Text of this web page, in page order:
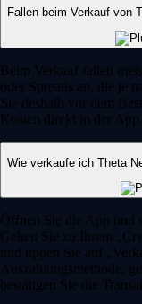
Fallen beim Verkauf von
Beim Verkauf fallen
oder Spreads an, die je
Sie deshalb vor dem
Kosten direkt in der App.
Wie verkaufe ich Theta
Öffnen Sie die App und
Gehen Sie zu Ihrem
und tippen Sie auf
Auszahlungsmethode,
bestätigen Sie die